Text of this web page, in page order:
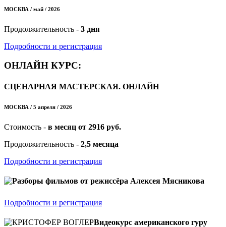
МОСКВА / май / 2026
Продолжительность - 3 дня
Подробности и регистрация
ОНЛАЙН КУРС:
СЦЕНАРНАЯ МАСТЕРСКАЯ. ОНЛАЙН
МОСКВА / 5 апреля / 2026
Стоимость - в месяц от 2916 руб.
Продолжительность - 2,5 месяца
Подробности и регистрация
Разборы фильмов от режиссёра Алексея Мясникова
Подробности и регистрация
Видеокурс американского гуру